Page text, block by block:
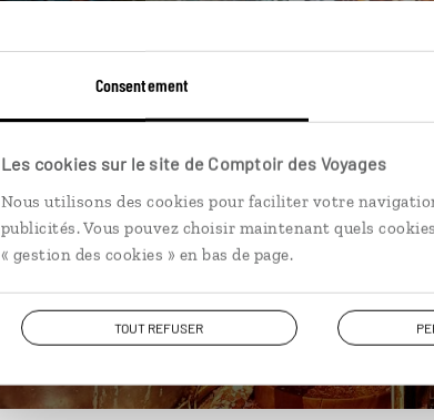
Consentement
Les cookies sur le site de Comptoir des Voyages
Nous utilisons des cookies pour faciliter votre
publicités. Vous pouvez choisir maintenant quels
« gestion des cookies » en bas de page.
TOUT REFUSER
Nos